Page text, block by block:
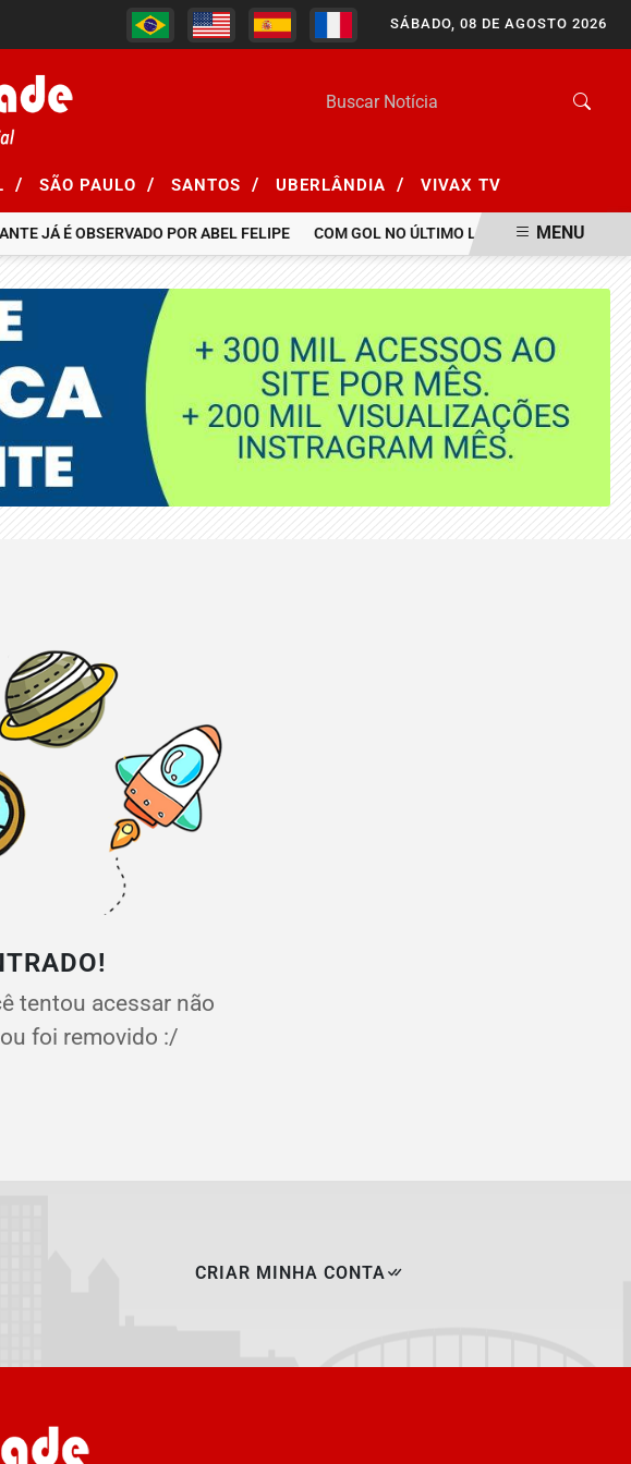
SÁBADO, 08 DE AGOSTO 2026
/ SÃO PAULO / SANTOS / UBERLÂNDIA / VIVAX TV
JÁ É OBSERVADO POR ABEL FELIPE COM GOL NO ÚLTIMO LANCE, BOTAFOGO
MENU
tentou acessar não
foi removido :/
CRIAR MINHA CONTA